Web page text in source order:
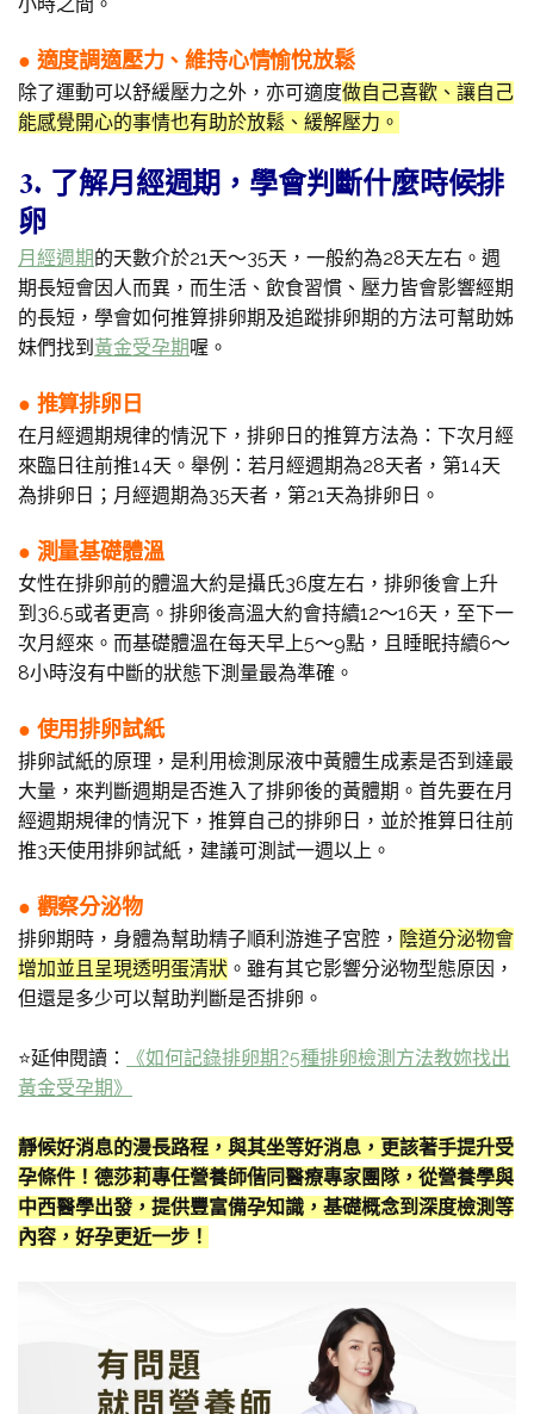
● 適度調適壓力、維持心情愉悅放鬆
除了運動可以舒緩壓力之外，亦可適度做自己喜歡、讓自己
能感覺開心的事情也有助於放鬆、緩解壓力。
3. 了解月經週期，學會判斷什麼時候排
卵
月經週期的天數介於21天～35天，一般約為28天左右。週
期長短會因人而異，而生活、飲食習慣、壓力皆會影響經期
的長短，學會如何推算排卵期及追蹤排卵期的方法可幫助姊
妹們找到 黃金受孕期喔。
● 推算排卵日
在月經週期規律的情況下，排卵日的推算方法為：下次月經
來臨日往前推14天。舉例：若月經週期為28天者，第14天
為排卵日；月經週期為35天者，第21天為排卵日。
● 測量基礎體溫
女性在排卵前的體溫大約是攝氏36度左右，排卵後會上升
到36.5或者更高。排卵後高溫大約會持續12～16天，至下一
次月經來。而基礎體溫在每天早上5～9點，且睡眠持續6～
8小時沒有中斷的狀態下測量最為準確。
● 使用排卵試紙
排卵試紙的原理，是利用檢測尿液中黃體生成素是否到達最
大量，來判斷週期是否進入了排卵後的黃體期。首先要在月
經週期規律的情況下，推算自己的排卵日，並於推算日往前
推3天使用排卵試紙，建議可測試一週以上。
● 觀察分泌物
排卵期時，身體為幫助精子順利游進子宮腔， 陰道分泌物會
增加並且呈現透明蛋清狀 。雖有其它影響分泌物型態原因，
但還是多少可以幫助判斷是否排卵。
⭐延伸閱讀：
《如何記錄排卵期?5種排卵檢測方法教妳找出
黃金受孕期》
靜候好消息的漫長路程，與其坐等好消息，更該著手提升受
孕條件！德莎莉專任營養師偕同醫療專家團隊，從營養學與
中西醫學出發，提供豐富備孕知識，基礎概念到深度檢測等
內容，好孕更近一步！